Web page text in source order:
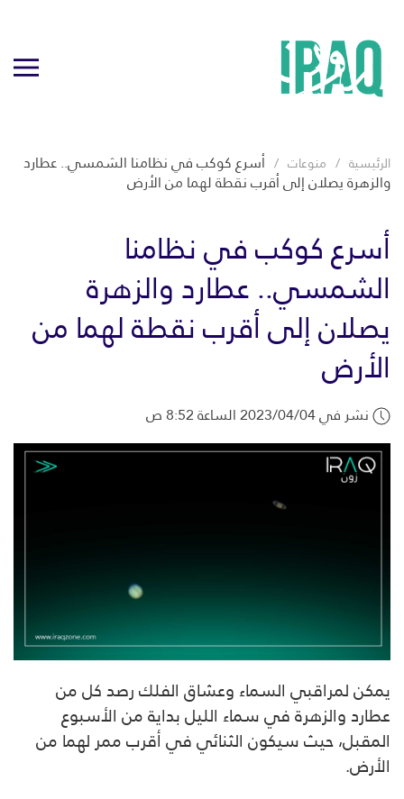
الرئيسية منوعات أسرع كوكب في نظامنا الشمسي.. عطارد
والزهرة يصلان إلى أقرب نقطة لهما من الأرض
أسرع كوكب في نظامنا
الشمسي.. عطارد والزهرة
يصلان إلى أقرب نقطة لهما من
الأرض
نشر في 2023/04/04 الساعة 8:52 ص
يمكن لمراقبي السماء وعشاق الفلك رصد كل من
عطارد والزهرة في سماء الليل بداية من الأسبوع
المقبل، حيث سيكون الثنائي في أقرب ممر لهما من
الأرض.